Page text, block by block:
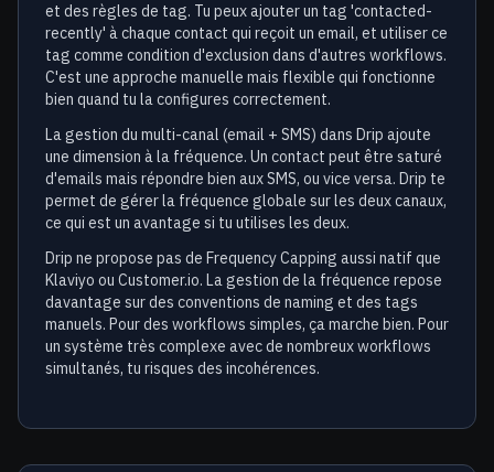
et des règles de tag. Tu peux ajouter un tag 'contacted-
recently' à chaque contact qui reçoit un email, et utiliser ce
tag comme condition d'exclusion dans d'autres workflows.
C'est une approche manuelle mais flexible qui fonctionne
bien quand tu la configures correctement.
La gestion du multi-canal (email + SMS) dans Drip ajoute
une dimension à la fréquence. Un contact peut être saturé
d'emails mais répondre bien aux SMS, ou vice versa. Drip te
permet de gérer la fréquence globale sur les deux canaux,
ce qui est un avantage si tu utilises les deux.
Drip ne propose pas de Frequency Capping aussi natif que
Klaviyo ou Customer.io. La gestion de la fréquence repose
davantage sur des conventions de naming et des tags
manuels. Pour des workflows simples, ça marche bien. Pour
un système très complexe avec de nombreux workflows
simultanés, tu risques des incohérences.